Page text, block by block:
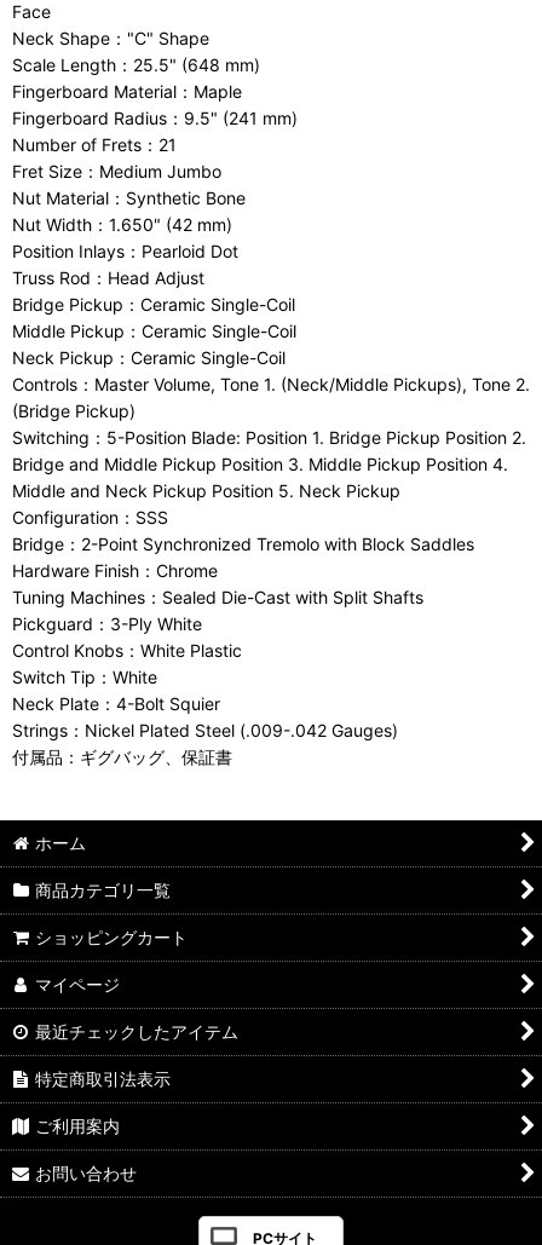
Face
Neck Shape："C" Shape
Scale Length：25.5" (648 mm)
Fingerboard Material：Maple
Fingerboard Radius：9.5" (241 mm)
Number of Frets：21
Fret Size：Medium Jumbo
Nut Material：Synthetic Bone
Nut Width：1.650" (42 mm)
Position Inlays：Pearloid Dot
Truss Rod：Head Adjust
Bridge Pickup：Ceramic Single-Coil
Middle Pickup：Ceramic Single-Coil
Neck Pickup：Ceramic Single-Coil
Controls：Master Volume, Tone 1. (Neck/Middle Pickups), Tone 2.
(Bridge Pickup)
Switching：5-Position Blade: Position 1. Bridge Pickup Position 2.
Bridge and Middle Pickup Position 3. Middle Pickup Position 4.
Middle and Neck Pickup Position 5. Neck Pickup
Configuration：SSS
Bridge：2-Point Synchronized Tremolo with Block Saddles
Hardware Finish：Chrome
Tuning Machines：Sealed Die-Cast with Split Shafts
Pickguard：3-Ply White
Control Knobs：White Plastic
Switch Tip：White
Neck Plate：4-Bolt Squier
Strings：Nickel Plated Steel (.009-.042 Gauges)
付属品：ギグバッグ、保証書
ホーム
商品カテゴリ一覧
ショッピングカート
マイページ
最近チェックしたアイテム
特定商取引法表示
ご利用案内
お問い合わせ
PCサイト